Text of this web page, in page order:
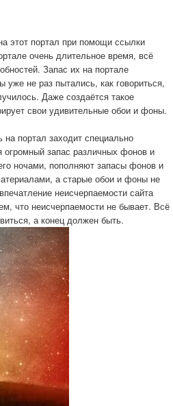
этот портал при помощи ссылки
очень длительное время, всё
Запас их на портале
уже не раз пытались, как говориться,
Даже создаётся такое
свои удивительные обои и фоны.
портал заходит специально
огромный запас различных фонов и
ночами, пополняют запасы фонов и
а старые обои и фоны не
неисчерпаемости сайта
что неисчерпаемости не бывает. Всё
а конец должен быть.